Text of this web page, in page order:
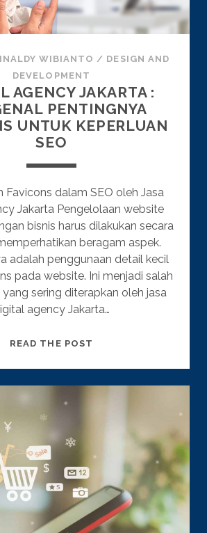
WIBIANTO / DESIGN AND
DEVELOPMENT
AGENCY JAKARTA :
PENTINGNYA
UNTUK KEPERLUAN
SEO
Favicons dalam SEO oleh Jasa
Jakarta Pengelolaan website
bisnis harus dilakukan secara
beragam aspek.
adalah penggunaan detail kecil
pada website. Ini menjadi salah
sering diterapkan oleh jasa
agency Jakarta…
READ THE POST
FAVICONS
UNTUK
KEPERLUAN
SEO